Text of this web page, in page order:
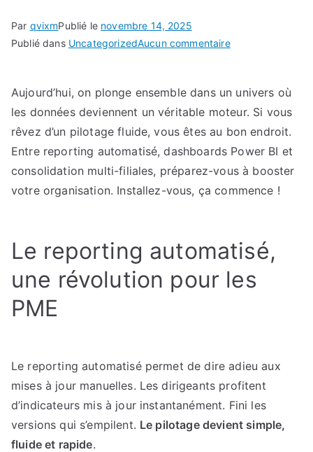
Par qvixmPublié le novembre 14, 2025
Publié dans UncategorizedAucun commentairesur
pilotage
data
avec
des
solutions
Aujourd’hui, on plonge ensemble dans un univers où
les données deviennent un véritable moteur. Si vous
rêvez d’un pilotage fluide, vous êtes au bon endroit.
Entre reporting automatisé, dashboards Power BI et
consolidation multi-filiales, préparez-vous à booster
votre organisation. Installez-vous, ça commence !
Le reporting automatisé,
une révolution pour les
PME
Le reporting automatisé permet de dire adieu aux
mises à jour manuelles. Les dirigeants profitent
d’indicateurs mis à jour instantanément. Fini les
versions qui s’empilent. Le pilotage devient simple,
fluide et rapide.